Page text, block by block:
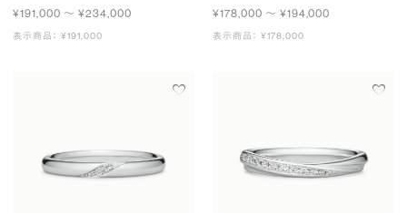
¥191,000 〜 ¥234,000
表示商品： ¥191,000
¥178,000 〜 ¥194,000
表示商品： ¥178,000